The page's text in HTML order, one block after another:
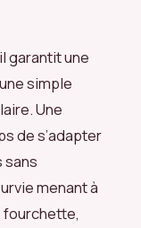
garantit une
simple
Une
de s’adapter
sans
menant à
fourchette,